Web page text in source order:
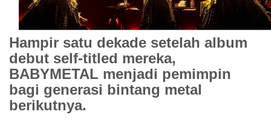
Hampir satu dekade setelah album
debut self-titled mereka,
BABYMETAL menjadi pemimpin
bagi generasi bintang metal
berikutnya.